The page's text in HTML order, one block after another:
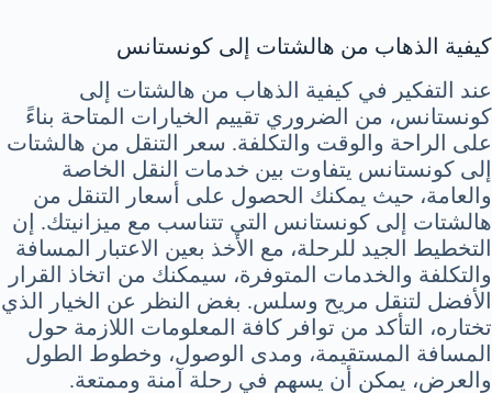
كيفية الذهاب من هالشتات إلى كونستانس
عند التفكير في كيفية الذهاب من هالشتات إلى
كونستانس، من الضروري تقييم الخيارات المتاحة بناءً
على الراحة والوقت والتكلفة. سعر التنقل من هالشتات
إلى كونستانس يتفاوت بين خدمات النقل الخاصة
والعامة، حيث يمكنك الحصول على أسعار التنقل من
هالشتات إلى كونستانس التي تتناسب مع ميزانيتك. إن
التخطيط الجيد للرحلة، مع الأخذ بعين الاعتبار المسافة
والتكلفة والخدمات المتوفرة، سيمكنك من اتخاذ القرار
الأفضل لتنقل مريح وسلس. بغض النظر عن الخيار الذي
تختاره، التأكد من توافر كافة المعلومات اللازمة حول
المسافة المستقيمة، ومدى الوصول، وخطوط الطول
والعرض، يمكن أن يسهم في رحلة آمنة وممتعة.